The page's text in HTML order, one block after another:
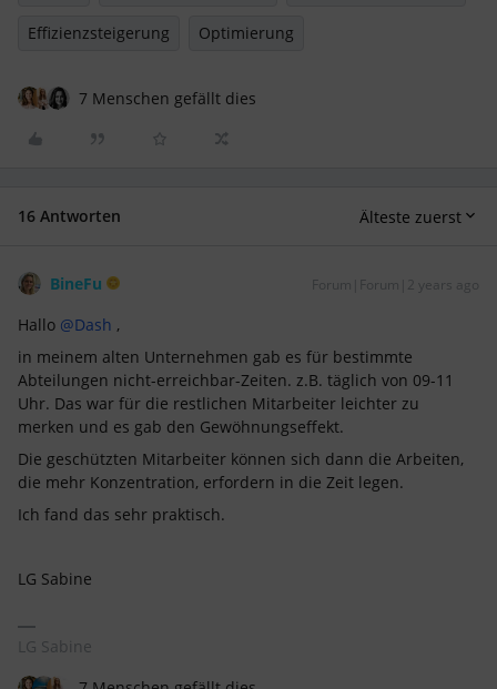
Effizienzsteigerung Optimierung
7 Menschen gefällt dies
16 Antworten Älteste zuerst
BineFu Forum|Forum|2 years ago
Hallo @Dash ,
in meinem alten Unternehmen gab es für bestimmte
Abteilungen nicht-erreichbar-Zeiten. z.B. täglich von 09-11
Uhr. Das war für die restlichen Mitarbeiter leichter zu
merken und es gab den Gewöhnungseffekt.
Die geschützten Mitarbeiter können sich dann die Arbeiten,
die mehr Konzentration, erfordern in die Zeit legen.
Ich fand das sehr praktisch.
LG Sabine
LG Sabine